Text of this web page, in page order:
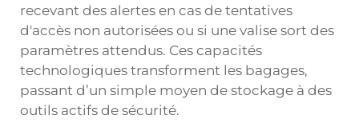
recevant des alertes en cas de tentatives
d'accès non autorisées ou si une valise sort des
paramètres attendus. Ces capacités
technologiques transforment les bagages,
passant d’un simple moyen de stockage à des
outils actifs de sécurité.